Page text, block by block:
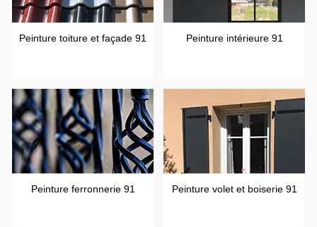
Peinture toiture et façade 91 Peinture intérieure 91
Peinture ferronnerie 91 Peinture volet et boiserie 91